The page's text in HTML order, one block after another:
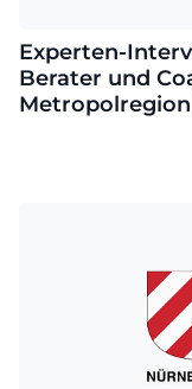
Experten-
Berater und